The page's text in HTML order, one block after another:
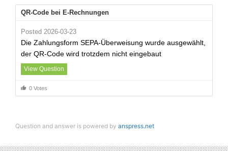
QR-Code bei E-Rechnungen
Posted 2026-03-23
Die Zahlungsform SEPA-Überweisung wurde ausgewählt,
der QR-Code wird trotzdem nicht eingebaut
View Question
0 Votes
Question and answer is powered by anspress.net